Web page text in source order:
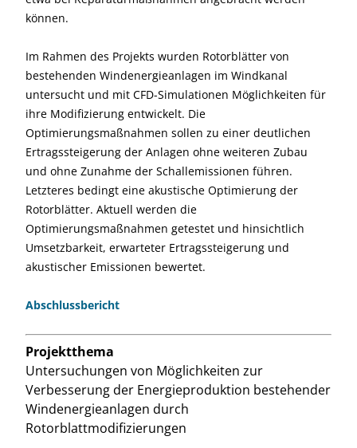
können.
Im Rahmen des Projekts wurden Rotorblätter von
bestehenden Windenergieanlagen im Windkanal
untersucht und mit CFD-Simulationen Möglichkeiten für
ihre Modifizierung entwickelt. Die
Optimierungsmaßnahmen sollen zu einer deutlichen
Ertragssteigerung der Anlagen ohne weiteren Zubau
und ohne Zunahme der Schallemissionen führen.
Letzteres bedingt eine akustische Optimierung der
Rotorblätter. Aktuell werden die
Optimierungsmaßnahmen getestet und hinsichtlich
Umsetzbarkeit, erwarteter Ertragssteigerung und
akustischer Emissionen bewertet.
Abschlussbericht
Projektthema
Untersuchungen von Möglichkeiten zur
Verbesserung der Energieproduktion bestehender
Windenergieanlagen durch
Rotorblattmodifizierungen